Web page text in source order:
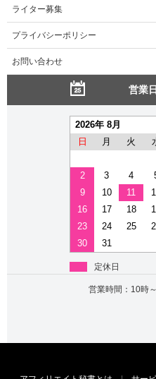
ライター募集
プライバシーポリシー
お問い合わせ
営業
2026年 8月
日
月 火
2
3 4
9
10 11
16
17 18
23
24 25
30
31
定休日
営業時間：10時